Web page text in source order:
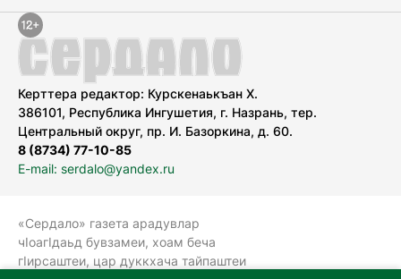
Керттера редактор: Курскенаькъан Х.
386101, Республика Ингушетия, г. Назрань, тер.
Центральный округ, пр. И. Базоркина, д. 60.
8 (8734) 77-10-85
E-mail: serdalo@yandex.ru
«Сердало» газета арадувлар
чIоагIдаьд бувзамеи, хоам беча
гIирсаштеи, цар дуккхача тайпаштеи